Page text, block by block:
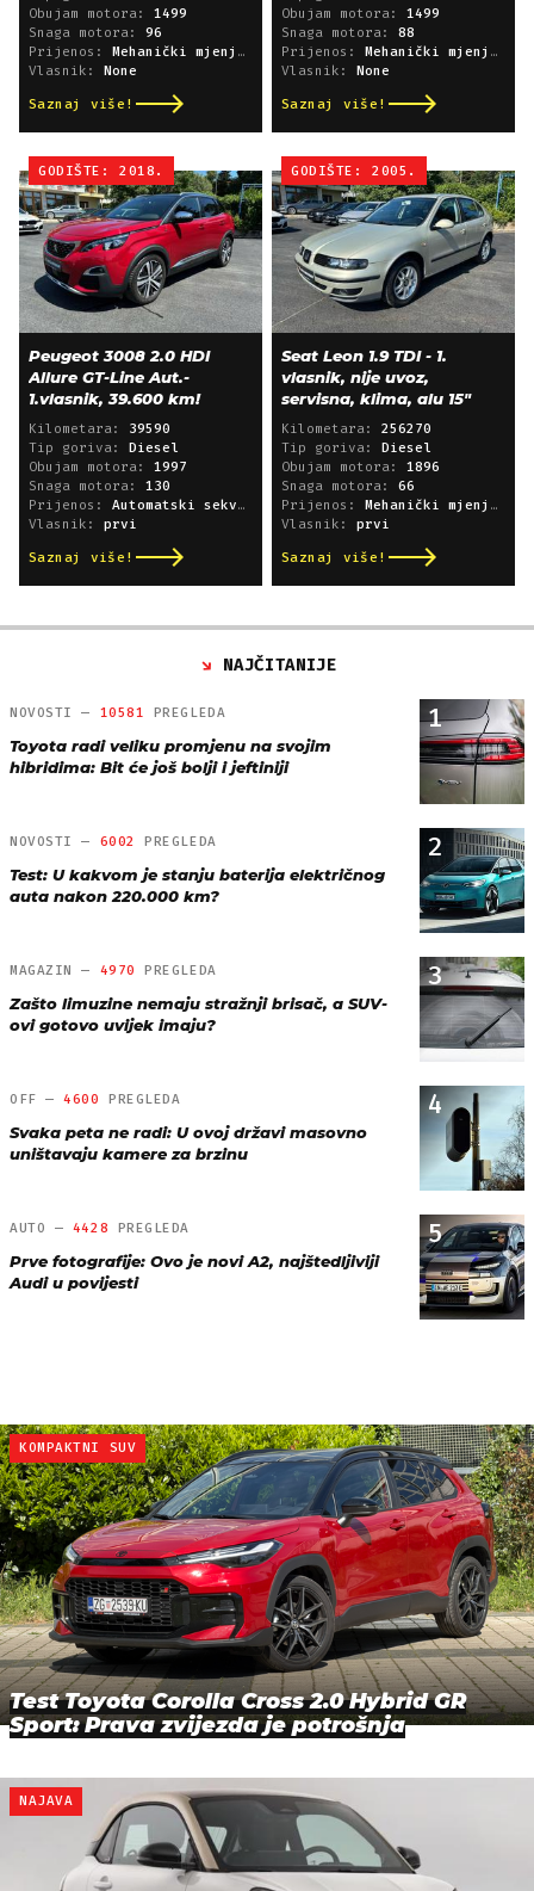
Obujam motora: 1499
Snaga motora: 96
Prijenos: Mehanički mjenjač
Vlasnik: None
Saznaj više!
Obujam motora: 1499
Snaga motora: 88
Prijenos: Mehanički mjenjač
Vlasnik: None
Saznaj više!
GODIŠTE: 2018.
Peugeot 3008 2.0 HDI
Allure GT-Line Aut.-
1.vlasnik, 39.600 km!
Kilometara: 39590
Tip goriva: Diesel
Obujam motora: 1997
Snaga motora: 130
Prijenos: Automatski sekvencijski
Vlasnik: prvi
Saznaj više!
GODIŠTE: 2005.
Seat Leon 1.9 TDI - 1.
vlasnik, nije uvoz,
servisna, klima, alu 15"
Kilometara: 256270
Tip goriva: Diesel
Obujam motora: 1896
Snaga motora: 66
Prijenos: Mehanički mjenjač
Vlasnik: prvi
Saznaj više!
NAJČITANIJE
1
NOVOSTI — 10581 PREGLEDA
Toyota radi veliku promjenu na svojim
hibridima: Bit će još bolji i jeftiniji
2
NOVOSTI — 6002 PREGLEDA
Test: U kakvom je stanju baterija električnog
auta nakon 220.000 km?
3
MAGAZIN — 4970 PREGLEDA
Zašto limuzine nemaju stražnji brisač, a SUV-
ovi gotovo uvijek imaju?
4
OFF —4600 PREGLEDA
Svaka peta ne radi: U ovoj državi masovno
uništavaju kamere za brzinu
5
AUTO — 4428 PREGLEDA
Prve fotografije: Ovo je novi A2, najštedljiviji
Audi u povijesti
KOMPAKTNI SUV
Test Toyota Corolla Cross 2.0 Hybrid GR
Sport: Prava zvijezda je potrošnja
NAJAVA